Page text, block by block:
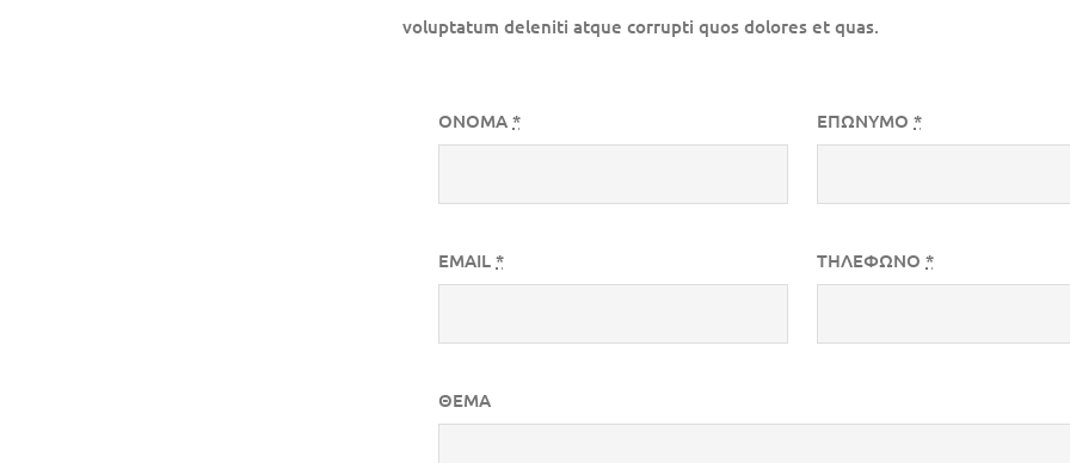
voluptatum deleniti atque corrupti quos dolores et quas.
ΟΝΟΜΑ*
EMAIL*
ΕΠΩΝΥΜΟ*
ΤΗΛΕΦΩΝΟ*
ΘΕΜΑ